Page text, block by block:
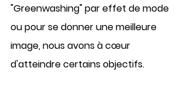
"Greenwashing" par effet de mode
ou pour se donner une meilleure
image, nous avons à cœur
d'atteindre certains objectifs.